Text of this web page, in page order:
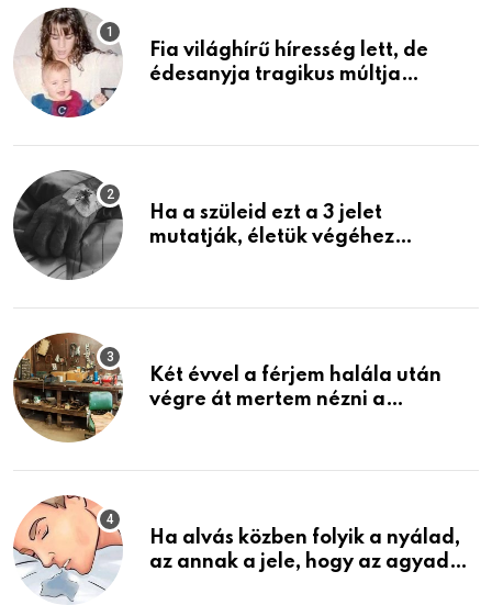
Fia világhírű híresség lett, de
édesanyja tragikus múltja
Ha a szüleid ezt a 3 jelet
mutatják, életük végéhez
Két évvel a férjem halála után
végre át mertem nézni a
életemet
Ha alvás közben folyik a nyálad,
az annak a jele, hogy az agyad…